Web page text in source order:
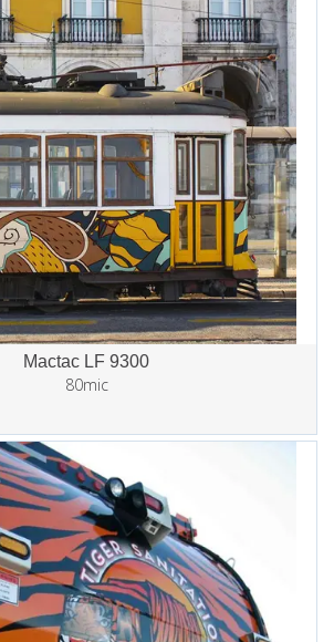
Mactac LF 9300
80mic